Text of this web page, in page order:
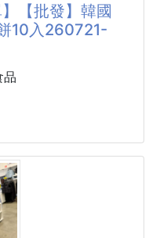
溫柔感爆棚，鐵鏽
撐起妳的氣場
！基本款＋設計感
【批發】韓國
10入260721-
品